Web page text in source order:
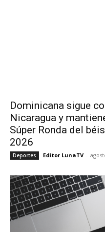
Dominicana sigue
Nicaragua y
Súper Ronda del
2026
Deportes Editor LunaTV -